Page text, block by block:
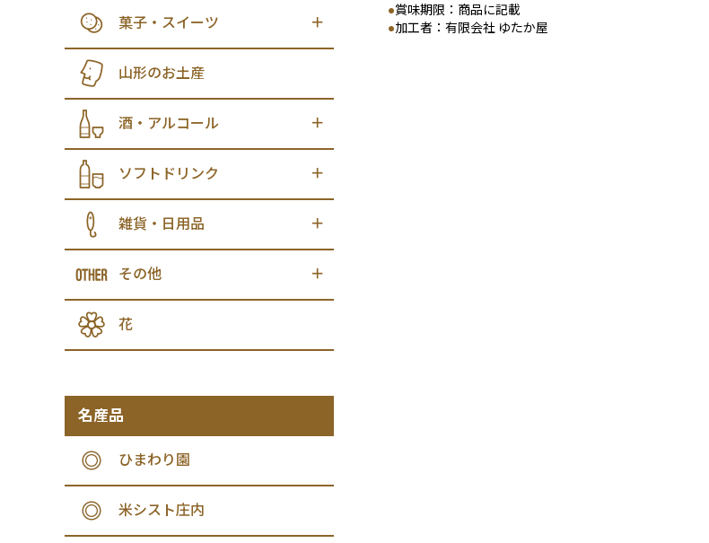
●賞味期限：商品に記載
●加工者：有限会社 ゆたか屋
菓子・スイーツ
山形のお土産
酒・アルコール
ソフトドリンク
雑貨・日用品
その他
花
名産品
ひまわり園
米シスト庄内